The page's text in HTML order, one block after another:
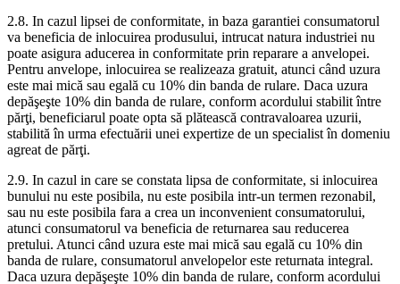
2.8. In cazul lipsei de conformitate, in baza garantiei consumatorul
va beneficia de inlocuirea produsului, intrucat natura industriei nu
poate asigura aducerea in conformitate prin reparare a anvelopei.
Pentru anvelope, inlocuirea se realizeaza gratuit, atunci când uzura
este mai mică sau egală cu 10% din banda de rulare. Daca uzura
depăşeşte 10% din banda de rulare, conform acordului stabilit între
părţi, beneficiarul poate opta să plătească contravaloarea uzurii,
stabilită în urma efectuării unei expertize de un specialist în domeniu
agreat de părţi.
2.9. In cazul in care se constata lipsa de conformitate, si inlocuirea
bunului nu este posibila, nu este posibila intr-un termen rezonabil,
sau nu este posibila fara a crea un inconvenient consumatorului,
atunci consumatorul va beneficia de returnarea sau reducerea
pretului. Atunci când uzura este mai mică sau egală cu 10% din
banda de rulare, consumatorul anvelopelor este returnata integral.
Daca uzura depăşeşte 10% din banda de rulare, conform acordului